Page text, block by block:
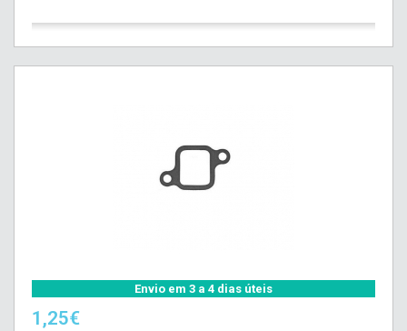
Envio em 3 a 4 dias úteis
1,25€